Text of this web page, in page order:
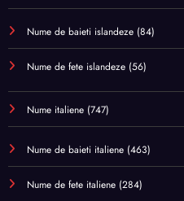
Nume de baieti islandeze (84)
Nume de fete islandeze (56)
Nume italiene (747)
Nume de baieti italiene (463)
Nume de fete italiene (284)